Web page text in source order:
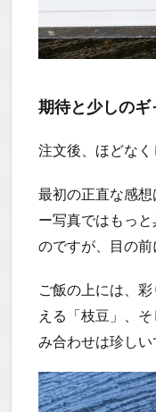
期待と少しのギ
注文後、ほどな
最初の正直な感
ー写真ではもっ
のですが、目の前
ご飯の上には、
える「枝豆」、
み合わせは珍しい